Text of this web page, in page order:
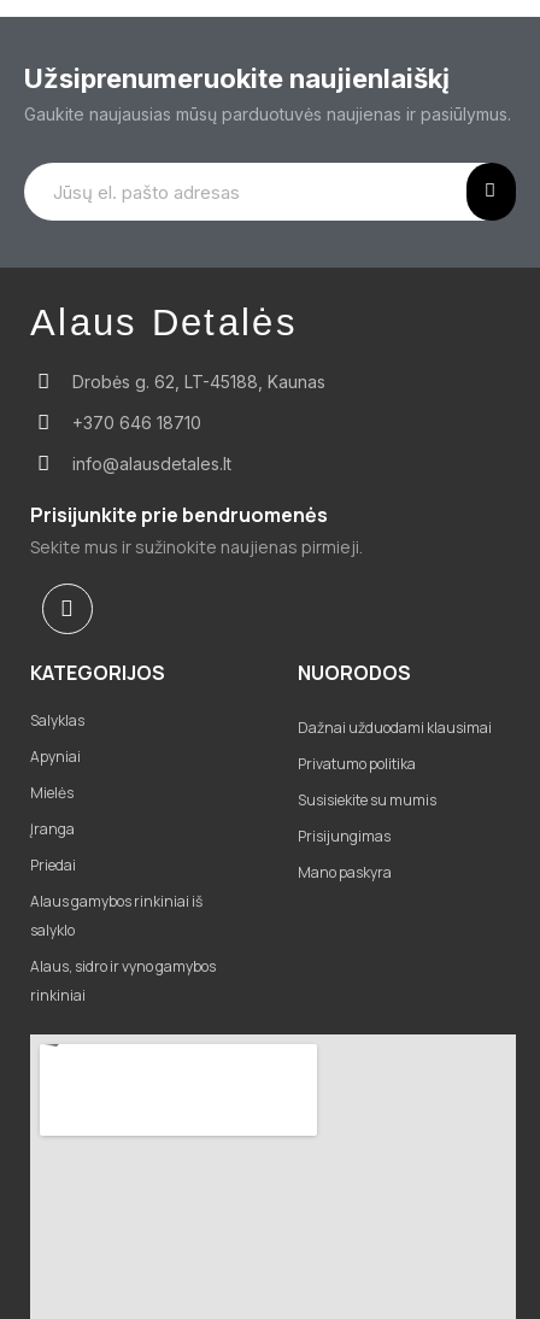
Užsiprenumeruokite naujienlaiškį
Gaukite naujausias mūsų parduotuvės naujienas ir pasiūlymus.
Alaus Detalės
Drobės g. 62, LT-45188, Kaunas
+370 646 18710
info@alausdetales.lt
Prisijunkite prie bendruomenės
Sekite mus ir sužinokite naujienas pirmieji.
KATEGORIJOS
Salyklas
Apyniai
Mielės
Įranga
Priedai
Alaus gamybos rinkiniai iš
salyklo
Alaus, sidro ir vyno gamybos
rinkiniai
NUORODOS
Dažnai užduodami klausimai
Privatumo politika
Susisiekite su mumis
Prisijungimas
Mano paskyra